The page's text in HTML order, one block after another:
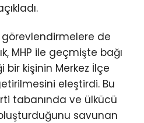
görevlendirmelere de
MHP ile geçmişte bağı
bir kişinin Merkez İlçe
eleştirdi. Bu
tabanında ve ülkücü
savunan